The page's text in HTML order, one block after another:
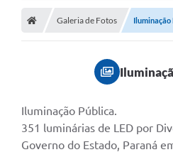
Galeria de Fotos Iluminação
Iluminação Pública.
351 luminárias de LED por
Governo do Estado, Paraná